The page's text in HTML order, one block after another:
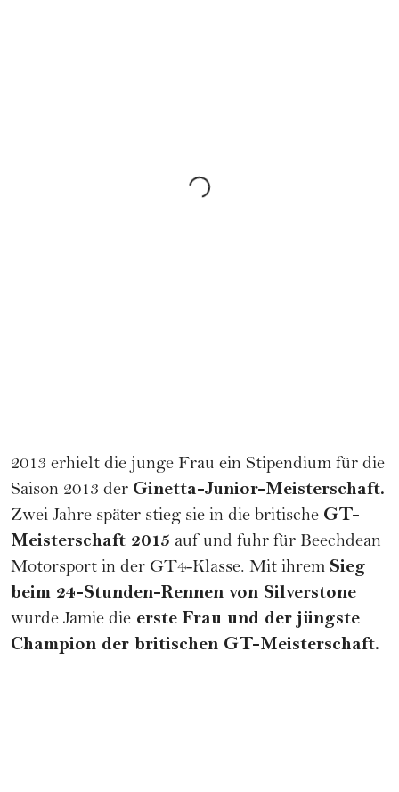
2013 erhielt die junge Frau ein Stipendium für die
Saison 2013 der Ginetta-Junior-Meisterschaft.
Zwei Jahre später stieg sie in die britische GT-
Meisterschaft 2015 auf und fuhr für Beechdean
Motorsport in der GT4-Klasse. Mit ihrem Sieg
beim 24-Stunden-Rennen von Silverstone
wurde Jamie die erste Frau und der jüngste
Champion der britischen GT-Meisterschaft.